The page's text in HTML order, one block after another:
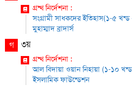
গ্রন্থ নির্দেশনা :
সংগ্রামী সাধকদের ইতিহাস(১-৫
মুহাম্মাদ ব্রাদার্স
গ ৩য়
গ্রন্থ নির্দেশনা :
আল বিদায়া ওয়ান নিহায়া (১-১০
ইসলামিক ফাউন্ডেশন